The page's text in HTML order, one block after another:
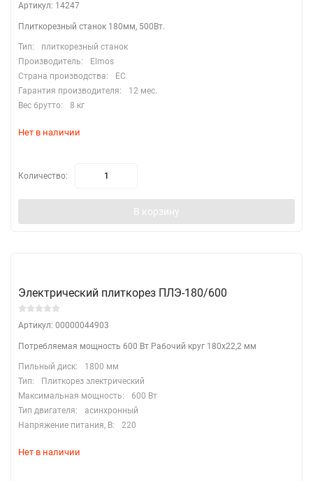
Артикул: 14247
Плиткорезный станок 180мм, 500Вт.
Тип:
плиткорезный станок
Производитель:
Elmos
Страна производства:
EC
Гарантия производителя:
12 мес.
Вес брутто:
8 кг
Нет в наличии
Количество:
В корзину
Электрический плиткорез ПЛЭ-180/600
Артикул: 00000044903
Потребляемая мощность 600 Вт Рабочий круг 180х22,2 мм
Пильный диск:
1800 мм
Тип:
Плиткорез электрический
Максимальная мощность:
600 Вт
Тип двигателя:
асинхронный
Напряжение питания, В:
220
Нет в наличии